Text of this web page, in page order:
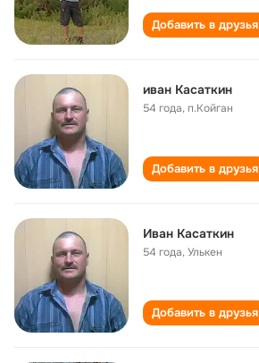
Добавить в друзья
иван Касаткин
54 года,п.Койган
Добавить в друзья
Иван Касаткин
54 года,Улькен
Добавить в друзья